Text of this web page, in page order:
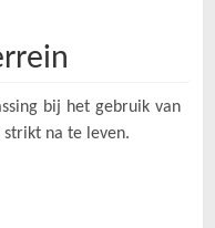
bij het gebruik van
strikt na te leven.